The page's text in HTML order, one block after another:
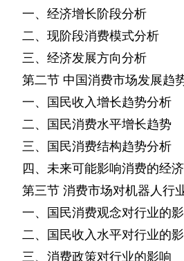
一、经济增长阶段分析
二、现阶段消费模式分析
三、经济发展方向分析
第二节 中国消费市场发展趋
一、国民收入增长趋势分析
二、国民消费水平增长趋势
三、国民消费结构趋势分析
四、未来可能影响消费的经
第三节 消费市场对机器人行
一、国民消费观念对行业的
二、国民收入水平对行业的
三、消费政策对行业的影响